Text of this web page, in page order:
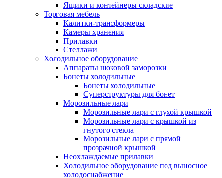
Ящики и контейнеры складские
Торговая мебель
Калитки-трансформеры
Камеры хранения
Прилавки
Стеллажи
Холодильное оборудование
Аппараты шоковой заморозки
Бонеты холодильные
Бонеты холодильные
Суперструктуры для бонет
Морозильные лари
Морозильные лари с глухой крышкой
Морозильные лари с крышкой из
гнутого стекла
Морозильные лари с прямой
прозрачной крышкой
Неохлаждаемые прилавки
Холодильное оборудование под выносное
холодоснабжение